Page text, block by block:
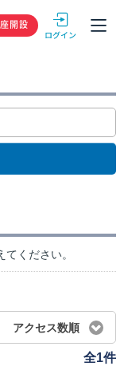
GMOクリック
開設
ください。
アクセス数順
全1件